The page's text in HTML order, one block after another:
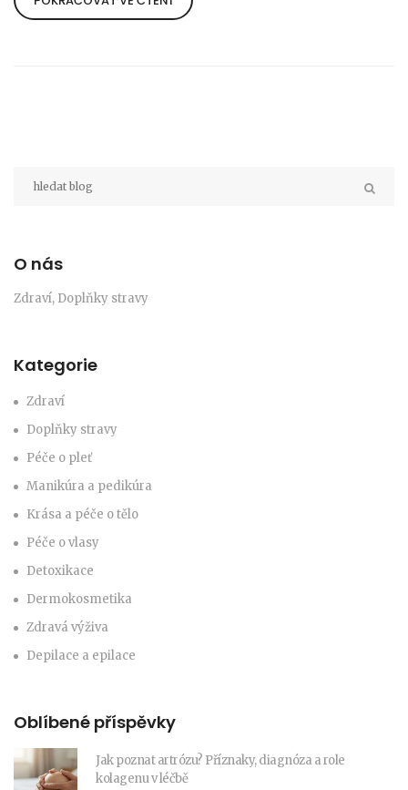
O nás
Zdraví, Doplňky stravy
Kategorie
Zdraví
Doplňky stravy
Péče o pleť
Manikúra a pedikúra
Krása a péče o tělo
Péče o vlasy
Detoxikace
Dermokosmetika
Zdravá výživa
Depilace a epilace
Oblíbené příspěvky
Jak poznat artrózu? Příznaky, diagnóza a role
kolagenu v léčbě